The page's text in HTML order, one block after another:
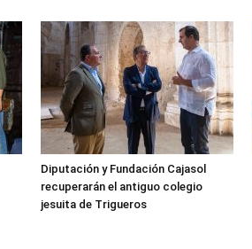
Diputación y Fundación Cajasol
recuperarán el antiguo colegio
jesuita de Trigueros